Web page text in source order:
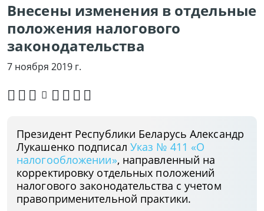
Внесены изменения в отдельные
положения налогового
законодательства
7 ноября 2019 г.
Президент Республики Беларусь Александр
Лукашенко подписал Указ № 411 «О
налогообложении», направленный на
корректировку отдельных положений
налогового законодательства с учетом
правоприменительной практики.